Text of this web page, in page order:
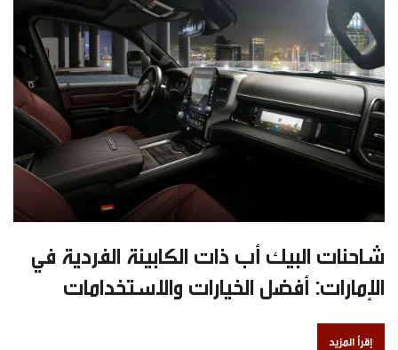
شاحنات البيك أب ذات الكابينة الفردية في
الإمارات: أفضل الخيارات والاستخدامات
إقرأ المزيد